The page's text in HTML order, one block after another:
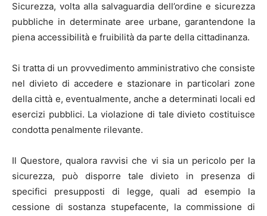
Sicurezza, volta alla salvaguardia dell’ordine e sicurezza
pubbliche in determinate aree urbane, garantendone la
piena accessibilità e fruibilità da parte della cittadinanza.
Si tratta di un provvedimento amministrativo che consiste
nel divieto di accedere e stazionare in particolari zone
della città e, eventualmente, anche a determinati locali ed
esercizi pubblici. La violazione di tale divieto costituisce
condotta penalmente rilevante.
Il Questore, qualora ravvisi che vi sia un pericolo per la
sicurezza, può disporre tale divieto in presenza di
specifici presupposti di legge, quali ad esempio la
cessione di sostanza stupefacente, la commissione di